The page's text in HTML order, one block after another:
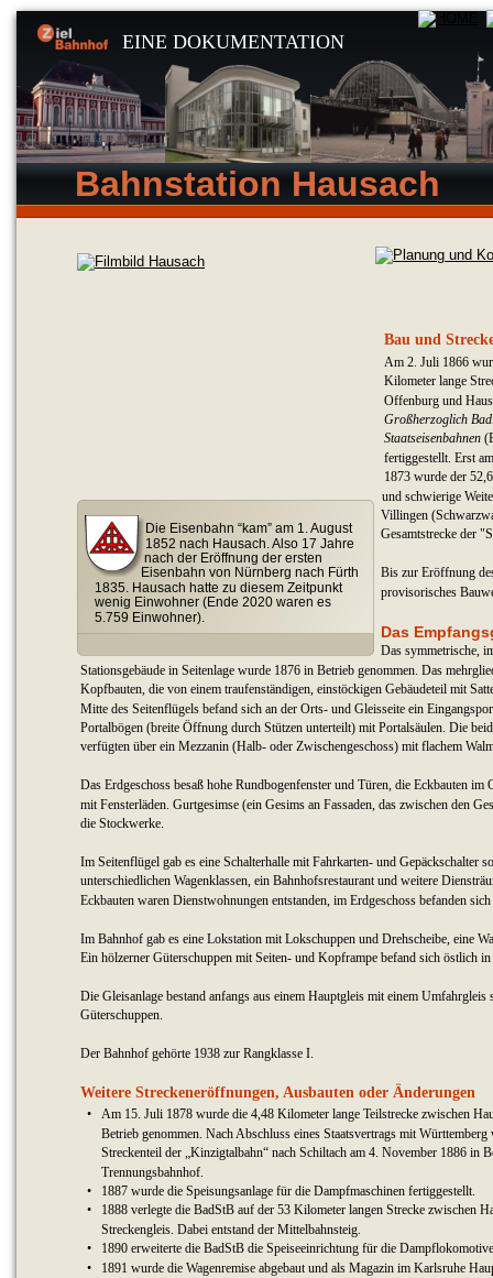
EINE DOKUMENTATION
Bau und
Am 2. Juli 1866
Kilometer lange
Offenburg und
Großherzoglich
Staatseisenbahnen
fertiggestellt. Erst
1873 wurde der
und schwierige
Villingen
Gesamtstrecke der
Bis zur Eröffnung
provisorisches
Das
Das symmetrische,
Stationsgebäude in Seitenlage wurde 1876 in Betrieb genommen. Das
Kopfbauten, die von einem traufenständigen, einstöckigen Gebäudeteil mit
Mitte des Seitenflügels befand sich an der Orts- und Gleisseite ein
Portalbögen (breite Öffnung durch Stützen unterteilt) mit Portalsäulen. Die
verfügten über ein Mezzanin (Halb- oder Zwischengeschoss) mit flachem
Das Erdgeschoss besaß hohe Rundbogenfenster und Türen, die Eckbauten im
mit Fensterläden. Gurtgesimse (ein Gesims an Fassaden, das zwischen den
die Stockwerke.
Im Seitenflügel gab es eine Schalterhalle mit Fahrkarten- und Gepäckschalter
unterschiedlichen Wagenklassen, ein Bahnhofsrestaurant und weitere
Eckbauten waren Dienstwohnungen entstanden, im Erdgeschoss befanden
Im Bahnhof gab es eine Lokstation mit Lokschuppen und Drehscheibe, eine
Ein hölzerner Güterschuppen mit Seiten- und Kopframpe befand sich östlich
Die Gleisanlage bestand anfangs aus einem Hauptgleis mit einem
Güterschuppen.
Der Bahnhof gehörte 1938 zur Rangklasse I.
Weitere Streckeneröffnungen, Ausbauten oder Änderungen
•
Am 15. Juli 1878 wurde die 4,48 Kilometer lange Teilstrecke zwischen
Betrieb genommen. Nach Abschluss eines Staatsvertrags mit
Streckenteil der „Kinzigtalbahn“ nach Schiltach am 4. November 1886 in
Trennungsbahnhof.
•
1887 wurde die Speisungsanlage für die Dampfmaschinen fertiggestellt.
•
1888 verlegte die BadStB auf der 53 Kilometer langen Strecke zwischen
Streckengleis. Dabei entstand der Mittelbahnsteig.
•
1890 erweiterte die BadStB die Speiseeinrichtung für die
•
1891 wurde die Wagenremise abgebaut und als Magazin im Karlsruhe
Die Eisenbahn “kam” am 1. August
1852 nach Hausach. Also 17 Jahre
nach der Eröffnung der ersten
Eisenbahn von Nürnberg nach Fürth
1835. Hausach hatte zu diesem Zeitpunkt
wenig Einwohner (Ende 2020 waren es
5.759 Einwohner).
Bahnstation Hausach